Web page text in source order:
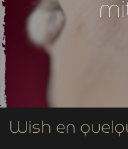
Wish en